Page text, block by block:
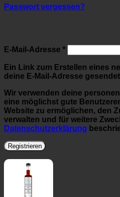
Passwort vergessen?
E-Mail-Adresse *Erforderlich
Ein Link zum Erstellen eines
deine E-Mail-Adresse
Wir verwenden deine
eine möglichst gute
Website zu ermöglichen, den
verwalten und für weitere
Datenschutzerklärung
Registrieren